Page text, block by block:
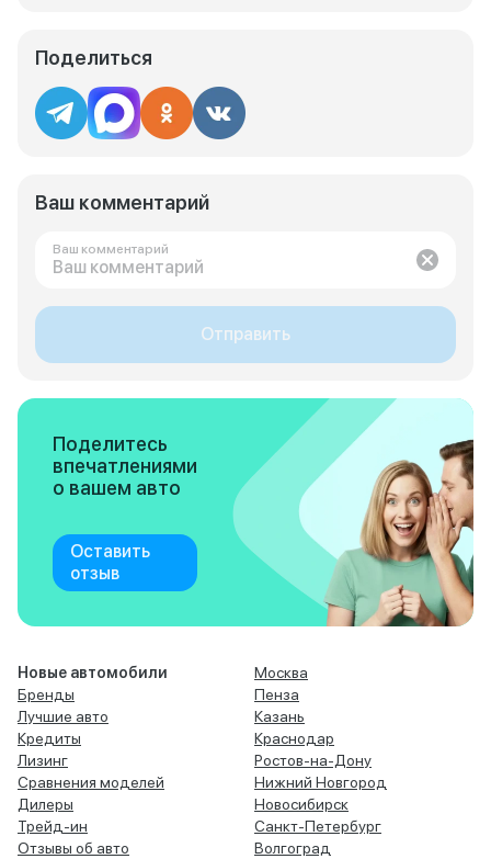
Поделиться
Ваш комментарий
Ваш комментарий
Отправить
Поделитесь
впечатлениями
о вашем авто
Оставить
отзыв
Новые автомобили
Бренды
Лучшие авто
Кредиты
Лизинг
Сравнения моделей
Дилеры
Трейд-ин
Отзывы об авто
Москва
Пенза
Казань
Краснодар
Ростов-на-Дону
Нижний Новгород
Новосибирск
Санкт-Петербург
Волгоград